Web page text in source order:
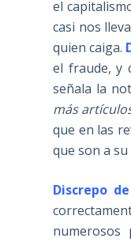
el
casi nos
quien caiga.
el fraude, y
señala la
más
que en las
que son a
Discrepo
numerosos